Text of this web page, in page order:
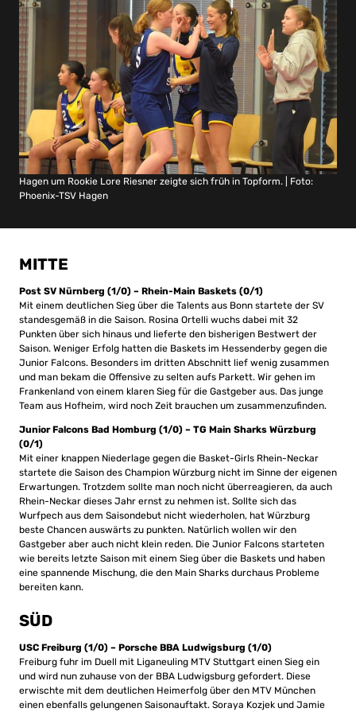
Hagen um Rookie Lore Riesner zeigte sich früh in Topform. | Foto:
Phoenix-TSV Hagen
MITTE
Post SV Nürnberg (1/0) – Rhein-Main Baskets (0/1)
Mit einem deutlichen Sieg über die Talents aus Bonn startete der SV
standesgemäß in die Saison. Rosina Ortelli wuchs dabei mit 32
Punkten über sich hinaus und lieferte den bisherigen Bestwert der
Saison. Weniger Erfolg hatten die Baskets im Hessenderby gegen die
Junior Falcons. Besonders im dritten Abschnitt lief wenig zusammen
und man bekam die Offensive zu selten aufs Parkett. Wir gehen im
Frankenland von einem klaren Sieg für die Gastgeber aus. Das junge
Team aus Hofheim, wird noch Zeit brauchen um zusammenzufinden.
Junior Falcons Bad Homburg (1/0) – TG Main Sharks Würzburg
(0/1)
Mit einer knappen Niederlage gegen die Basket-Girls Rhein-Neckar
startete die Saison des Champion Würzburg nicht im Sinne der eigenen
Erwartungen. Trotzdem sollte man noch nicht überreagieren, da auch
Rhein-Neckar dieses Jahr ernst zu nehmen ist. Sollte sich das
Wurfpech aus dem Saisondebut nicht wiederholen, hat Würzburg
beste Chancen auswärts zu punkten. Natürlich wollen wir den
Gastgeber aber auch nicht klein reden. Die Junior Falcons starteten
wie bereits letzte Saison mit einem Sieg über die Baskets und haben
eine spannende Mischung, die den Main Sharks durchaus Probleme
bereiten kann.
SÜD
USC Freiburg (1/0) – Porsche BBA Ludwigsburg (1/0)
Freiburg fuhr im Duell mit Liganeuling MTV Stuttgart einen Sieg ein
und wird nun zuhause von der BBA Ludwigsburg gefordert. Diese
erwischte mit dem deutlichen Heimerfolg über den MTV München
einen ebenfalls gelungenen Saisonauftakt. Soraya Kozjek und Jamie